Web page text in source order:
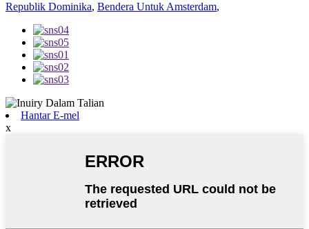
Republik Dominika, Bendera Untuk Amsterdam,
Hantar E-mel
x